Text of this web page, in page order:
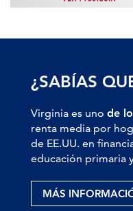
¿SABÍAS
Virginia es uno de
renta media por
de EE.UU. en
educación primaria
MÁS